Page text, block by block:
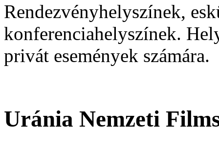
Rendezvényhelyszínek,
konferenciahelyszínek.
privát események számára.
Uránia Nemzeti